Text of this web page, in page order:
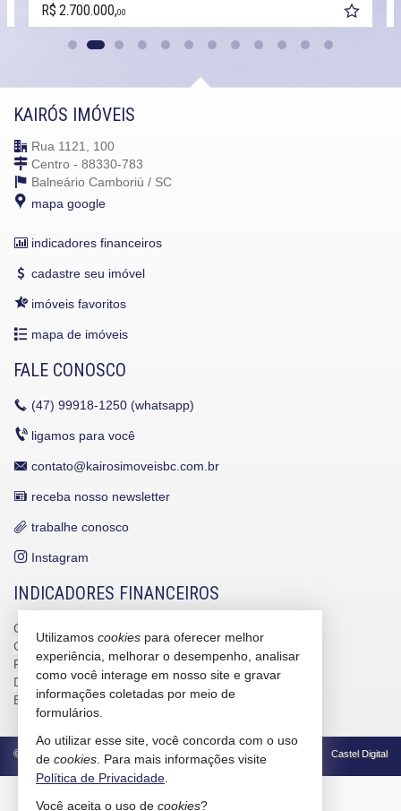
R$ 2.700.000,00
KAIRÓS IMÓVEIS
Rua 1121, 100
Centro - 88330-783
Balneário Camboriú / SC
mapa google
indicadores financeiros
cadastre seu imóvel
imóveis favoritos
mapa de imóveis
FALE CONOSCO
(47) 99918-1250 (whatsapp)
ligamos para você
contato@kairosimoveisbc.com.br
receba nosso newsletter
trabalhe conosco
Instagram
INDICADORES FINANCEIROS
CUB /
CUB /SCvariação
0,95%
Poupança
0,6738%
Dólar Comercial
R$ 5,09
Euro
R$ 5,88
© 2026 CRECI/SC 4586-J Política de Privacidade Castel Digital
Utilizamos cookies para oferecer melhor
experiência, melhorar o desempenho, analisar
como você interage em nosso site e gravar
informações coletadas por meio de
formulários.
Ao utilizar esse site, você concorda com o uso
de cookies . Para mais informações visite
Política de Privacidade
Você aceita o uso de cookies?